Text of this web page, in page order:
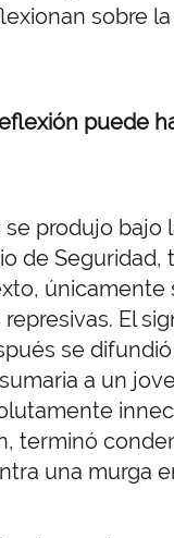
sobre
puede
se produjo
de
El
se
a un
terminó
una murga